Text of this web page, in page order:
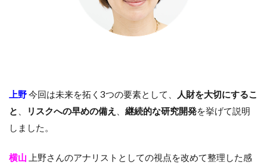
上野今回は未来を拓く3つの要素として、
人財を大切にするこ
と
リスクへの早めの備え 継続的な研究開発を挙げて説明
しました。
横山 上野さんのアナリストとしての視点を改めて整理した感